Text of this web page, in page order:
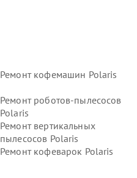
Ремонт кофемашин Polaris
Ремонт роботов-пылесосов
Polaris
Ремонт вертикальных
пылесосов Polaris
Ремонт кофеварок Polaris